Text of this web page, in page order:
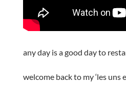
any day is a good day to
welcome back to my ‘les uns